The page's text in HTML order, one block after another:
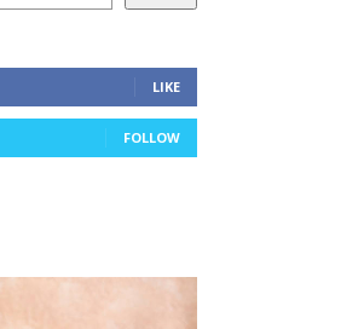
LIKE
FOLLOW